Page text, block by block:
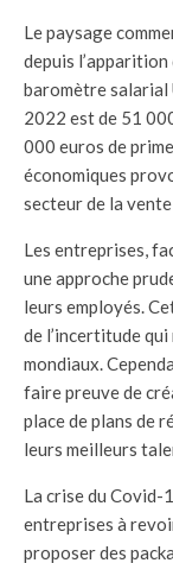
Le paysage
depuis
baromètre salarial
2022 est de 51
000 euros de
économiques
secteur de la
Les entreprises,
une approche
leurs employés.
de l’incertitude
mondiaux.
faire preuve de
place de plans de
leurs meilleurs
La crise du Covid-
entreprises à
proposer des